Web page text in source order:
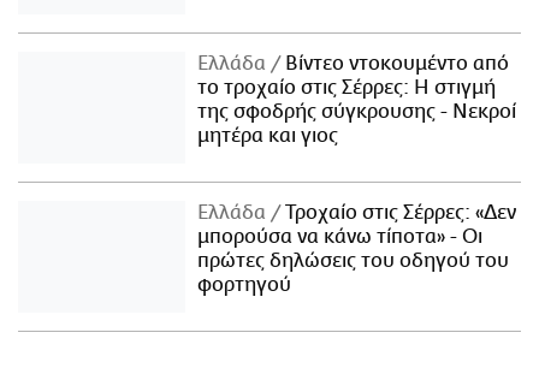
Ελλάδα
Βίντεο ντοκουμέντο από
το τροχαίο στις Σέρρες: Η στιγμή
της σφοδρής σύγκρουσης - Νεκροί
μητέρα και γιος
Ελλάδα
Τροχαίο στις Σέρρες: «Δεν
μπορούσα να κάνω τίποτα» - Οι
πρώτες δηλώσεις του οδηγού του
φορτηγού